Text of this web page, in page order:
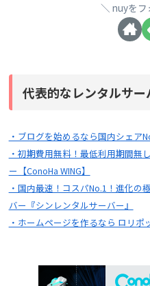
nuyをフ
代表的なレンタルサー
・ブログを始めるなら国内シェア
・初期費用無料！最低利用期間無
ー【ConoHa WING】
・国内最速！コスパNo.1！進化の
バー『シンレンタルサーバー』
・ホームページを作るなら ロリポ